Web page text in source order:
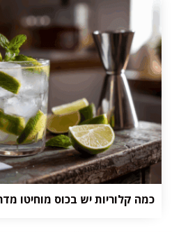
כמה קלוריות יש בכוס מוחיטו